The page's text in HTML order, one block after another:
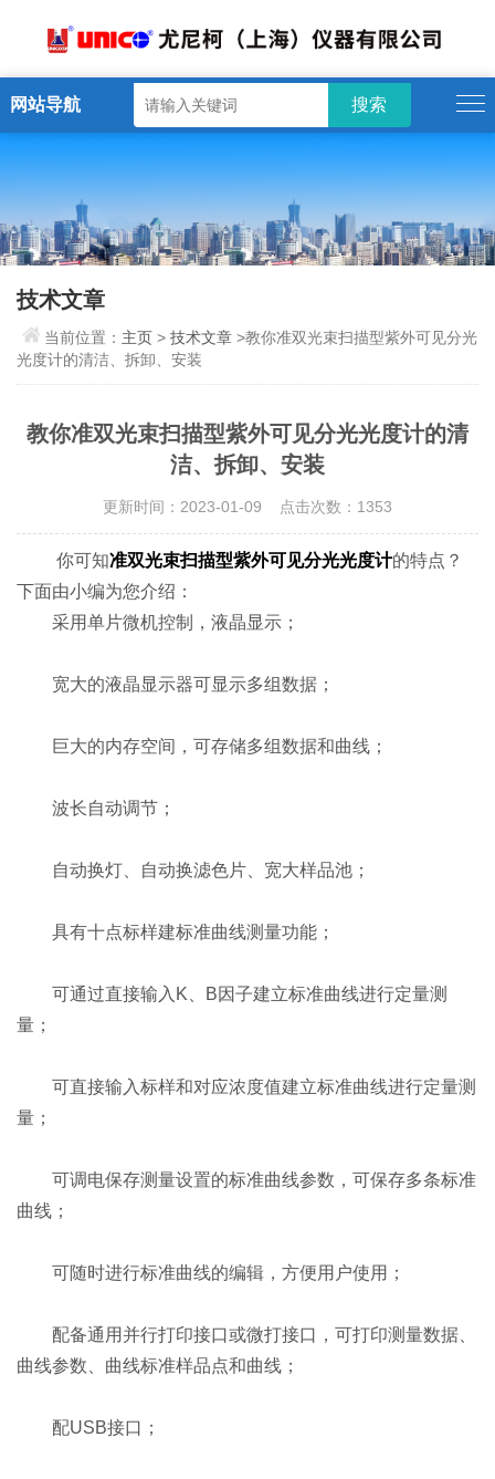
网站导航
技术文章
当前位置： 主页 >技术文章 >教你准双光束扫描型紫外可见分光
光度计的清洁、拆卸、安装
教你准双光束扫描型紫外可见分光光度计的清
洁、拆卸、安装
更新时间：2023-01-09 点击次数：1353
你可知准双光束扫描型紫外可见分光光度计的特点？
下面由小编为您介绍：
采用单片微机控制，液晶显示；
宽大的液晶显示器可显示多组数据；
巨大的内存空间，可存储多组数据和曲线；
波长自动调节；
自动换灯、自动换滤色片、宽大样品池；
具有十点标样建标准曲线测量功能；
可通过直接输入K、B因子建立标准曲线进行定量测
量；
可直接输入标样和对应浓度值建立标准曲线进行定量测
量；
可调电保存测量设置的标准曲线参数，可保存多条标准
曲线；
可随时进行标准曲线的编辑，方便用户使用；
配备通用并行打印接口或微打接口，可打印测量数据、
曲线参数、曲线标准样品点和曲线；
配USB接口；